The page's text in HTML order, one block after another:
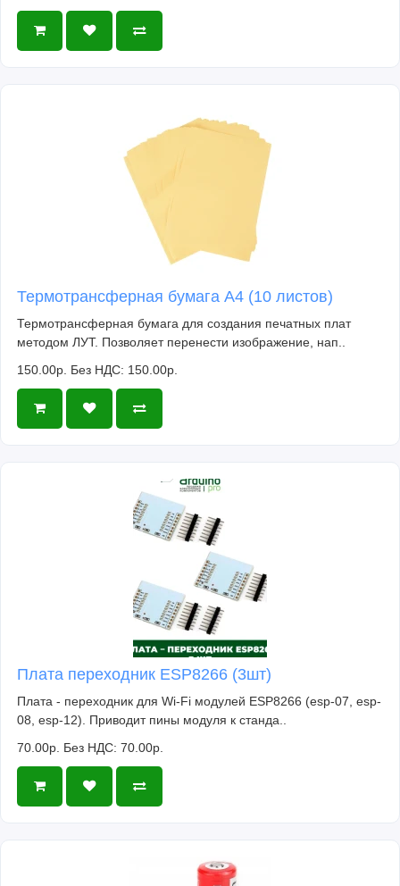
Термотрансферная бумага А4 (10 листов)
Термотрансферная бумага для создания печатных плат
методом ЛУТ. Позволяет перенести изображение, нап..
150.00р. Без НДС: 150.00р.
Плата переходник ESP8266 (3шт)
Плата - переходник для Wi-Fi модулей ESP8266 (esp-07, esp-
08, esp-12). Приводит пины модуля к станда..
70.00р. Без НДС: 70.00р.